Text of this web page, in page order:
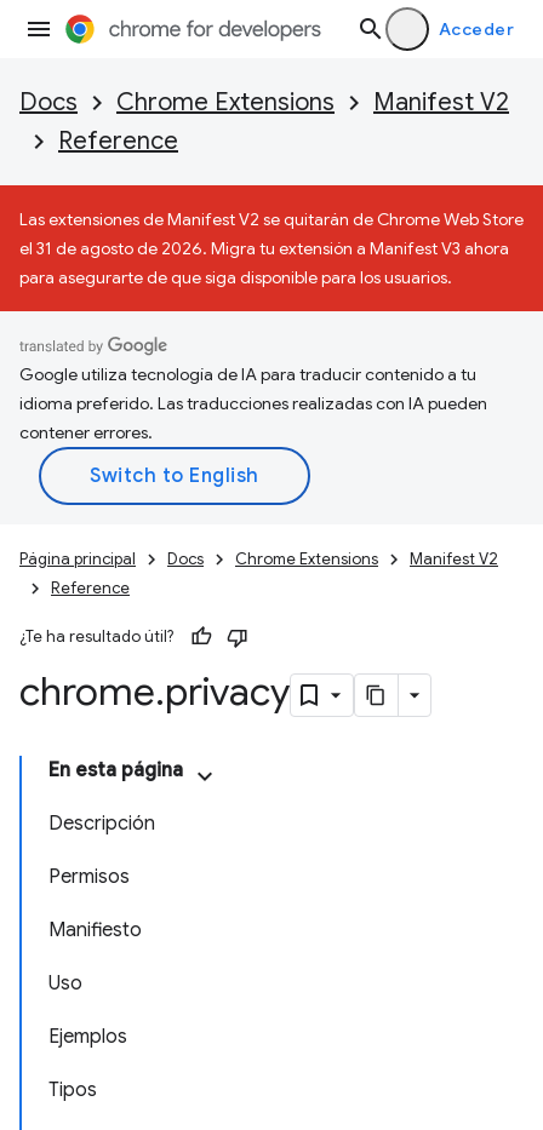
Acceder
Docs Chrome Extensions
Manifest V2
Reference
Las extensiones de Manifest V2 se quitarán de Chrome Web Store
el 31 de agosto de 2026. Migra tu extensión a Manifest V3 ahora
para asegurarte de que siga disponible para los usuarios.
Google utiliza tecnología de IA para traducir contenido a tu
idioma preferido. Las traducciones realizadas con IA pueden
contener errores.
Página principal Docs Chrome Extensions
Manifest V2
Reference
¿Te ha resultado útil?
chrome.privacy
En esta página
Descripción
Permisos
Manifiesto
Uso
Ejemplos
Tipos